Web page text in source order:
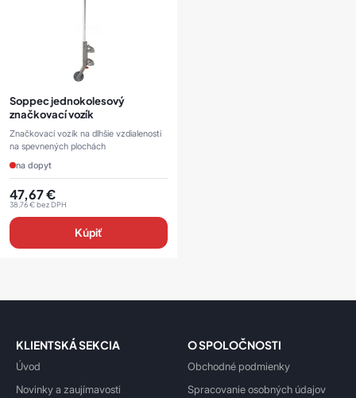
Soppec jednokolesový
značkovací vozík
Značkovací vozík na dlhšie vzdialenosti
na spevnených plochách
na dopyt
47,67€
38,76€bez DPH
Kúpiť
KLIENTSKÁ SEKCIA
Úvod
Novinky a zaujímavosti
O SPOLOČNOSTI
Obchodné podmienky
Spracovanie osobných údajov